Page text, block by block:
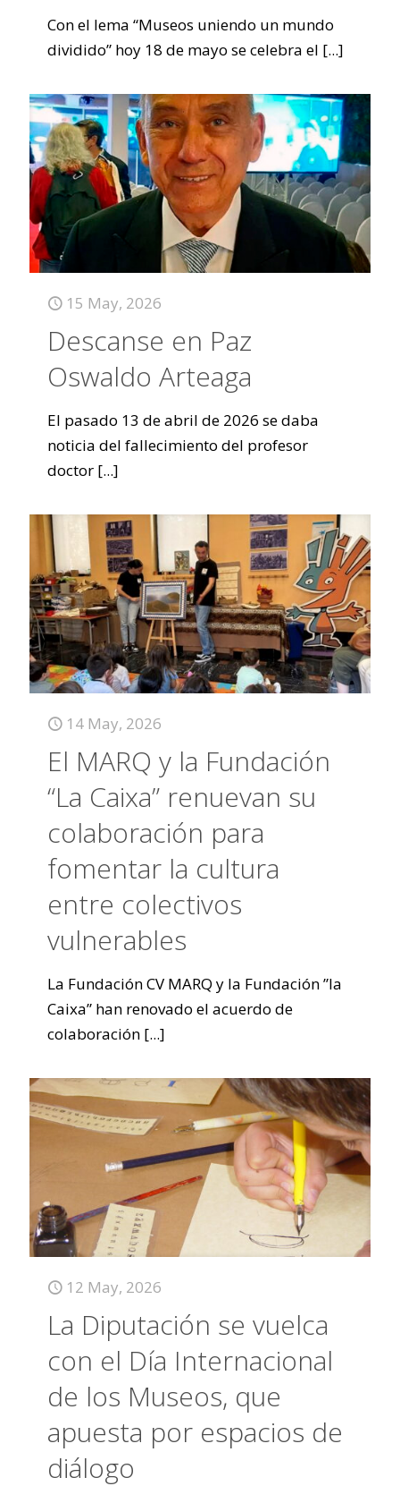
Con el lema “Museos uniendo un mundo
dividido” hoy 18 de mayo se celebra el [...]
15 May, 2026
Descanse en Paz
Oswaldo Arteaga
El pasado 13 de abril de 2026 se daba
noticia del fallecimiento del profesor
doctor [...]
14 May, 2026
El MARQ y la Fundación
“La Caixa” renuevan su
colaboración para
fomentar la cultura
entre colectivos
vulnerables
La Fundación CV MARQ y la Fundación ”la
Caixa” han renovado el acuerdo de
colaboración [...]
12 May, 2026
La Diputación se vuelca
con el Día Internacional
de los Museos, que
apuesta por espacios de
diálogo